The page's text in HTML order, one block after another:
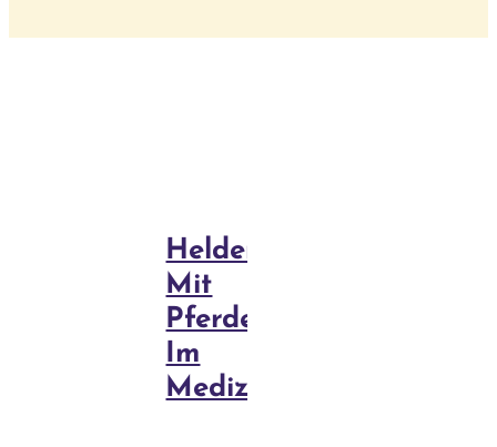
Heldenreise
Mit
Pferden
Im
Medizinrad